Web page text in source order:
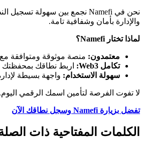
والإدارة بأمان وشفافية تامة.
لماذا تختار Namefi؟
معتمدون: منصة موثوقة ومتوافقة مع
تكامل Web3:
اربط نطاقك بمحفظتك
سهولة الاستخدام: واجهة بسيطة
لا تفوت الفرصة لتأمين اسمك الرقمي
تفضل بزيارة Namefi وسجل نطاقك الآن
الكلمات المفتاحية ذات